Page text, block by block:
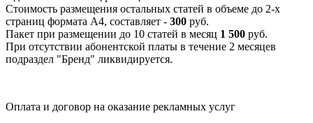
Стоимость размещения остальных статей в объеме до 2-х
страниц формата А4, составляет - 300 руб.
Пакет при размещении до 10 статей в месяц 1 500 руб.
При отсутствии абонентской платы в течение 2 месяцев
подраздел "Бренд" ликвидируется.
Оплата и договор на оказание рекламных услуг